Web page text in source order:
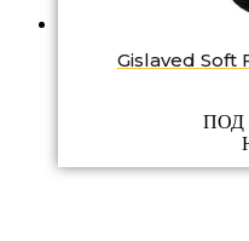
Gislaved Soft
ПОД